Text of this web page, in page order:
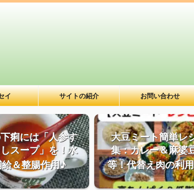
イ サイトの紹介 お問い合わせ
痢には「人参す
スープ」を！水
＆整腸作用♪
大豆ミート簡単レ
集：カレー＆麻婆
等！代替え肉の利